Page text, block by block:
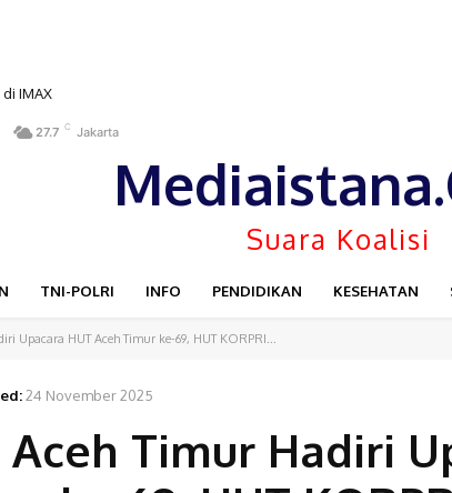
IMAX Lancar WFS Pimpin Karang Taruna Provinsi Lampung
27.7 C Jakarta
Suara Koalisi
TNI-POLRI INFO PENDIDIKAN KESEHATAN
Upacara HUT Aceh Timur ke-69, HUT KORPRI...
24 November 2025
Timur Hadiri